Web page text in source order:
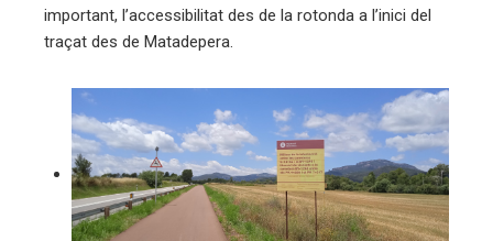
important, l’accessibilitat des de la rotonda a l’inici del
traçat des de Matadepera.